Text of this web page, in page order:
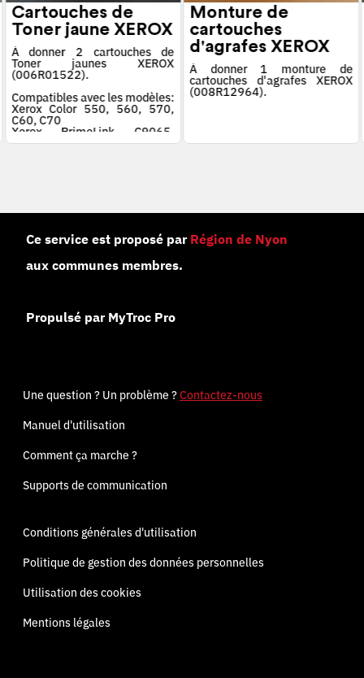
Cartouches de
Toner jaune XEROX
À donner 2 cartouches de
Toner jaunes XEROX
(006R01522).
Compatibles avec les modèles:
Xerox Color 550, 560, 570,
C60, C70
Xerox PrimeLink C9065,
C9070
Monture de
cartouches
d'agrafes XEROX
À donner 1 monture de
cartouches d'agrafes XEROX
(008R12964).
Ce service est proposé par Région de Nyon
aux communes membres.
Propulsé par MyTroc Pro
Une question ? Un problème ?Contactez-nous
Manuel d'utilisation
Comment ça marche ?
Supports de communication
Conditions générales d'utilisation
Politique de gestion des données personnelles
Utilisation des cookies
Mentions légales